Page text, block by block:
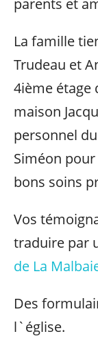
parents et
La famille
Trudeau et
4ième étage
maison
personnel
Siméon
bons soins
Vos
traduire par
de La
Des
l`église.